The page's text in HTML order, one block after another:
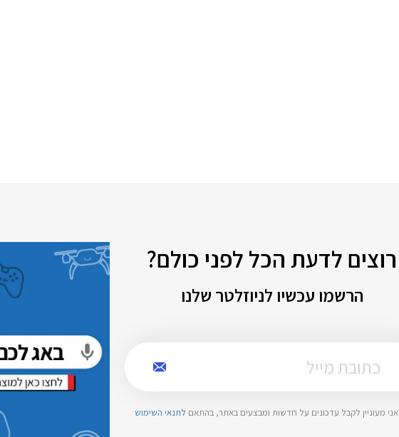
רוצים לדעת הכל לפני כולם?
הרשמו עכשיו לניוזלטר שלנו
אני מעוניין לקבל עדכונים על חדשות ומבצעים באתר, בהתאם לתנאי השימוש